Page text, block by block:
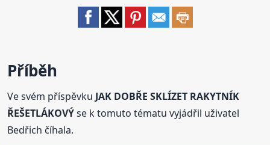
Příběh
Ve svém příspěvkuJAK DOBŘE SKLÍZET RAKYTNÍK
ŘEŠETLÁKOVÝse k tomuto tématu vyjádřil uživatel
Bedřich číhala.